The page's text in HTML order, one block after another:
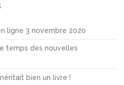
ligne 3 novembre 2020
temps des nouvelles
bien un livre !